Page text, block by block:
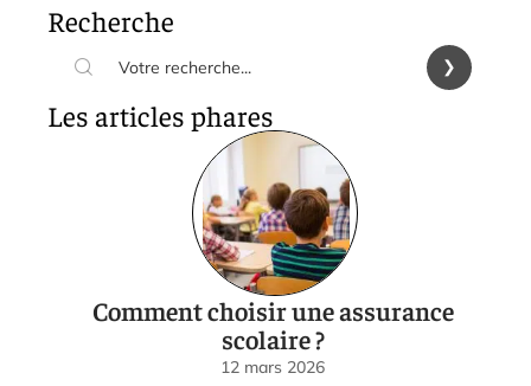
Recherche
Les articles phares
Comment choisir une assurance
scolaire ?
12 mars 2026